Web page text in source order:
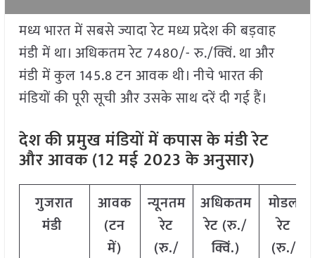
मध्य भारत में सबसे ज्यादा रेट मध्य प्रदेश की बड़वाह
मंडी में था। अधिकतम रेट 7480/- रु./क्विं. था और
मंडी में कुल 145.8 टन आवक थी। नीचे भारत की
मंडियों की पूरी सूची और उसके साथ दरें दी गई हैं।
देश की प्रमुख मंडियों में कपास के मंडी रेट
और आवक (12 मई 2023 के अनुसार)
गुजरात
मंडी
आवक
(टन
में)
न्यूनतम
रेट
(रु./
अधिकतम
रेट (रु./
क्विं.)
मोडल
रेट
(रु./